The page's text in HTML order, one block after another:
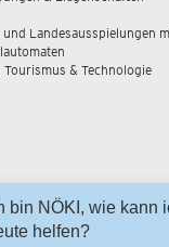
und Landesausspielungen
& Technologie
bin NÖKI, wie kann
helfen?